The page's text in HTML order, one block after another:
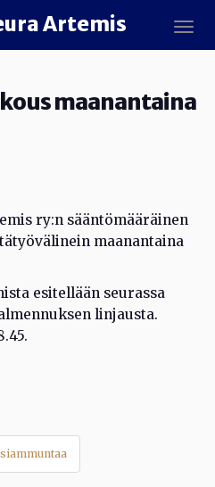
Artemis
maanantaina
ry:n sääntömääräinen
maanantaina
esitellään seurassa
linjausta.